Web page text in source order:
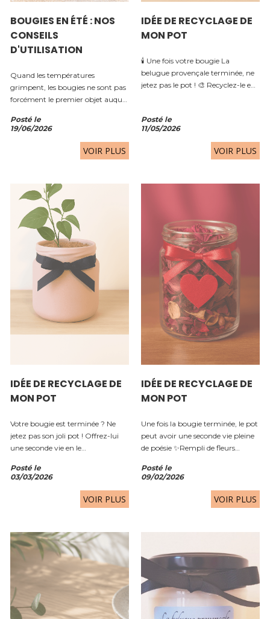
BOUGIES EN ÉTÉ : NOS
CONSEILS
D'UTILISATION
Quand les températures
grimpent, les bougies ne sont pas
forcément le premier objet auquel
un excellent moyen de créer une
ambiance chaleureuse, de
parfumer délicatement son
Posté le
19/06/2026
VOIR PLUS
IDÉE DE RECYCLAGE DE
MON POT
🕯️ Une fois votre bougie La
belugue provençale terminée, ne
jetez pas le pot ! 🎨 Recyclez-le en
voilà un accessoire chic et utile...
Posté le
11/05/2026
VOIR PLUS
IDÉE DE RECYCLAGE DE
MON POT
Votre bougie est terminée ? Ne
jetez pas son joli pot ! Offrez-lui
une seconde vie en le
pour une plante verte. Une idée
déco naturelle, simple et pleine de
charme. 🧼 Nettoyez le pot
Posté le
03/03/2026
VOIR PLUS
IDÉE DE RECYCLAGE DE
MON POT
Une fois la bougie terminée, le pot
peut avoir une seconde vie pleine
de poésie ✨Rempli de fleurs
d’épices, il devient un pot-pourri
naturel, délicatement...
Posté le
09/02/2026
VOIR PLUS